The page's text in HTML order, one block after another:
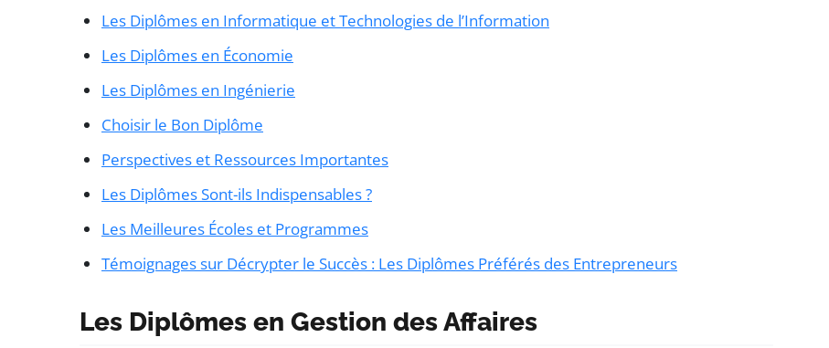
Les Diplômes en Informatique et Technologies de l’Information
Les Diplômes en Économie
Les Diplômes en Ingénierie
Choisir le Bon Diplôme
Perspectives et Ressources Importantes
Les Diplômes Sont-ils Indispensables ?
Les Meilleures Écoles et Programmes
Témoignages sur Décrypter le Succès : Les Diplômes Préférés des Entrepreneurs
Les Diplômes en Gestion des Affaires